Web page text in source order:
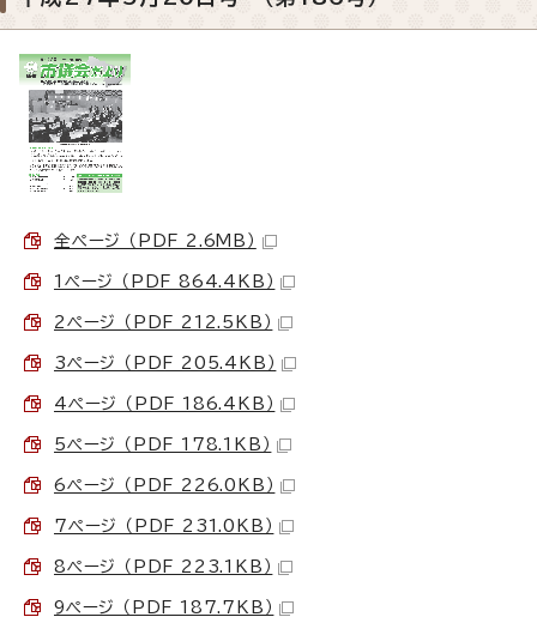
全ページ （PDF 2.6MB）
1ページ （PDF 864.4KB）
2ページ （PDF 212.5KB）
3ページ （PDF 205.4KB）
4ページ （PDF 186.4KB）
5ページ （PDF 178.1KB）
6ページ （PDF 226.0KB）
7ページ （PDF 231.0KB）
8ページ （PDF 223.1KB）
9ページ （PDF 187.7KB）